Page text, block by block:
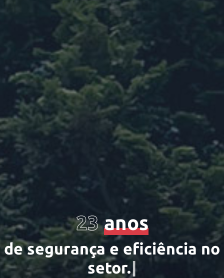
23 anos
de segurança e efciência no
seto|